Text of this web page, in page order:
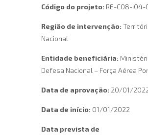
Código do projeto: RE-C08-i04-
Região de intervenção:
Nacional
Entidade beneficiária:
Defesa Nacional – Força Aérea
Data de aprovação: 20/01/
Data de início: 01/01/2022
Data prevista de